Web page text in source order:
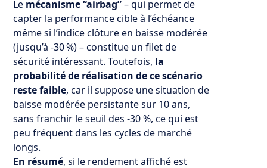
Le mécanisme “airbag”– qui permet de
capter la performance cible à l’échéance
même si l’indice clôture en baisse modérée
(jusqu’à -30 %) – constitue un filet de
sécurité intéressant. Toutefois, la
probabilité de réalisation de ce scénario
reste faible, car il suppose une situation de
baisse modérée persistante sur 10 ans,
sans franchir le seuil des -30 %, ce qui est
peu fréquent dans les cycles de marché
longs.
En résumé, si le rendement affiché est